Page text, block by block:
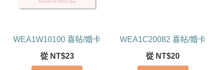
WEA1W10100 喜帖/婚卡
從 NT$23
WEA1C20082 喜帖/婚卡
從 NT$20